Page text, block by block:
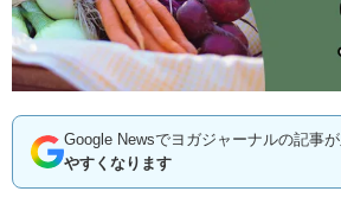
Google Newsでヨガジャーナルの記事が
やすくなります